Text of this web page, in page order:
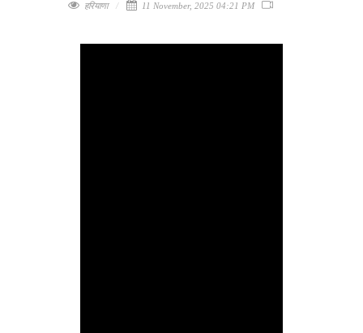
हरियाणा 11 November, 2025 04:21 PM